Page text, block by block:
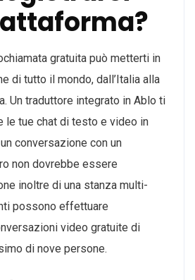
gratuita può metterti in
di tutto il mondo, dall’Italia alla
Un traduttore integrato in Ablo ti
le tue chat di testo e video in
conversazione con un
non dovrebbe essere
inoltre di una stanza multi-
possono effettuare
video gratuite di
di nove persone.